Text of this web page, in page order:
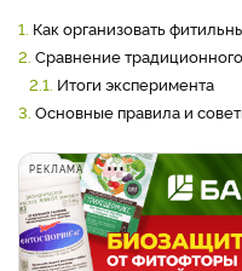
1. Как организовать
2. Сравнение
2.1. Итоги эксперимента
3. Основные правила и
РЕКЛАМА